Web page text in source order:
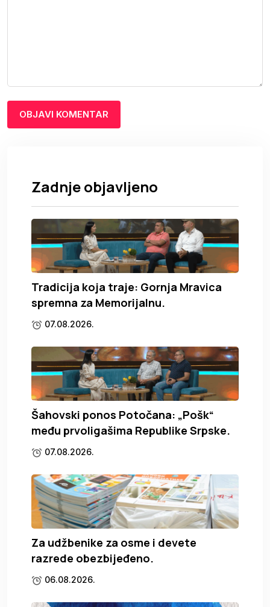
Zadnje objavljeno
Tradicija koja traje: Gornja Mravica
spremna za Memorijalnu.
07.08.2026.
Šahovski ponos Potočana: „Pošk“
među prvoligašima Republike Srpske.
07.08.2026.
Za udžbenike za osme i devete
razrede obezbijeđeno.
06.08.2026.